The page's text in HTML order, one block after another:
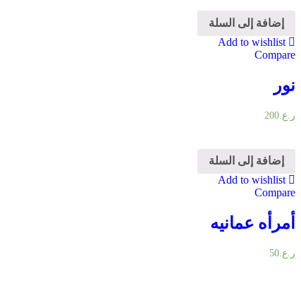
إضافة إلى السلة
Add to wishlist
Compare
نور
ر.ع. 200
إضافة إلى السلة
Add to wishlist
Compare
أمرأه عمانيه
ر.ع.50